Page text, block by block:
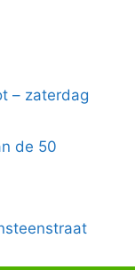
– zaterdag
de 50